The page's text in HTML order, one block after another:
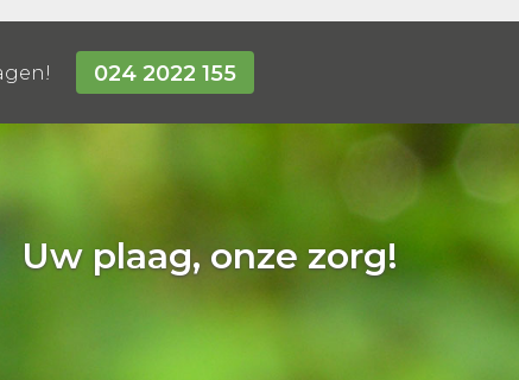
024 2022 155
Uw plaag, onze zorg!